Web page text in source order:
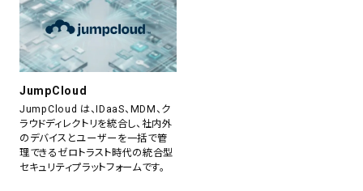
JumpCloud
JumpCloud は、IDaaS、MDM、ク
ラウドディレクトリを統合し、社内外
のデバイスとユーザーを一括で管
理できるゼロトラスト時代の統合型
セキュリティプラットフォームです。